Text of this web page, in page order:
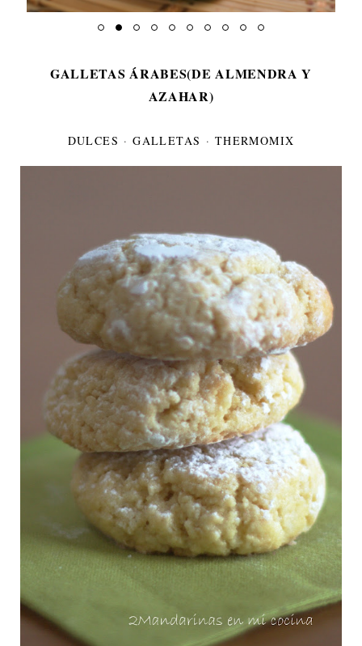
GALLETAS ÁRABES(DE ALMENDRA Y
AZAHAR)
DULCES ·GALLETAS · THERMOMIX